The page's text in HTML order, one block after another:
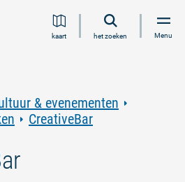
Ga
naar
Ga
naar
Ga
naar
Ga
naar
kaart het zoeken Menu
& evenementen
CreativeBar